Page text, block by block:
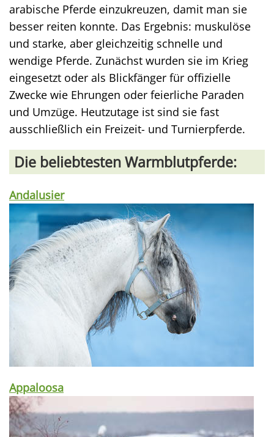
arabische Pferde einzukreuzen, damit man sie
besser reiten konnte. Das Ergebnis: muskulöse
und starke, aber gleichzeitig schnelle und
wendige Pferde. Zunächst wurden sie im Krieg
eingesetzt oder als Blickfänger für offizielle
Zwecke wie Ehrungen oder feierliche Paraden
und Umzüge. Heutzutage ist sind sie fast
ausschließlich ein Freizeit- und Turnierpferde.
Die beliebtesten Warmblutpferde:
Andalusier
Appaloosa